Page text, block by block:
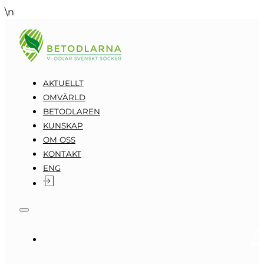
\n
AKTUELLT
OMVÄRLD
BETODLAREN
KUNSKAP
OM OSS
KONTAKT
ENG